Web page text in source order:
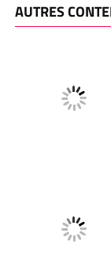
AUTRES